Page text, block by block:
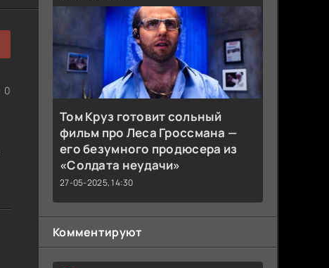
0
Том Круз готовит сольный
фильм про Леса Гроссмана —
его безумного продюсера из
«Солдата неудачи»
27-05-2025, 14:30
Комментируют